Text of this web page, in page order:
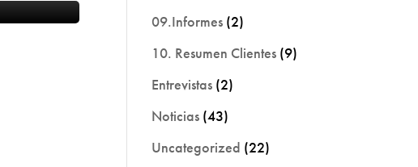
09.Informes (2)
10. Resumen Clientes (9)
Entrevistas (2)
Noticias (43)
Uncategorized (22)